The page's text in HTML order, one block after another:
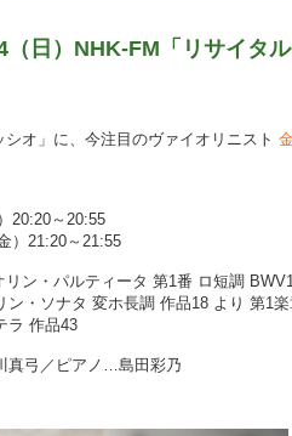
（日）NHK-FM「リサイタ
オ」に、今注目のヴァイオリニスト
20:20～20:55
）21:20～21:55
ン・パルティータ 第1番 ロ短調
ン・ソナタ 変ホ長調 作品18 より 第1
ラ 作品43
真弓／ピアノ…島田彩乃